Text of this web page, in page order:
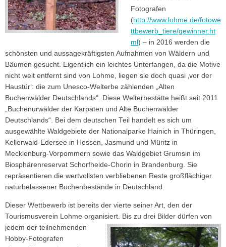
Fotografen
(http://www.lohme.de/fotowe
ttbewerb_tiere/gewinner.ht
ml ) – in 2016 werden die
schönsten und aussagekräftigsten Aufnahmen von Wäldern und
Bäumen gesucht. Eigentlich ein leichtes Unterfangen, da die Motive
nicht weit entfernt sind von Lohme, liegen sie doch quasi ‚vor der
Haustür‘: die zum Unesco-Welterbe zählenden „Alten
Buchenwälder Deutschlands“. Diese Welterbestätte heißt seit 2011
„Buchenurwälder der Karpaten und Alte Buchenwälder
Deutschlands“. Bei dem deutschen Teil handelt es sich um
ausgewählte Waldgebiete der Nationalparke Hainich in Thüringen,
Kellerwald-Edersee in Hessen, Jasmund und Müritz in
Mecklenburg-Vorpommern sowie das Waldgebiet Grumsin im
Biosphärenreservat Schorfheide-Chorin in Brandenburg. Sie
repräsentieren die wertvollsten verbliebenen Reste großflächiger
naturbelassener Buchenbestände in Deutschland.
Dieser Wettbewerb ist bereits der vierte seiner Art, den der
Tourismusverein Lohme organisiert. Bis zu drei Bilder dürfen von
jedem der teilnehmenden
Hobby-Fotografen